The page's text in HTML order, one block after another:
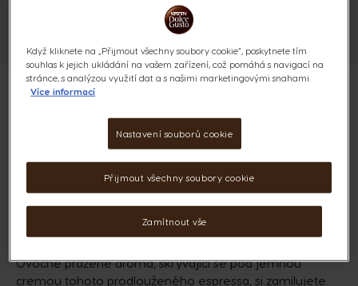
LUNGO - 48 KAPSLÍ
INTENZITA 6
(0)
Ovocné pražené aroma, skrývající se pod jemnou
cremou tohoto prodlouženého espressa, si zamilujete.
Když kliknete na „Přijmout všechny soubory cookie“, poskytnete tím
souhlas k jejich ukládání na vašem zařízení, což pomáhá s navigací na
stránce, s analýzou využití dat a s našimi marketingovými snahami.
Více informací
Nastavení souborů cookie
Zamítnout vše
Přijmout všechny soubory cookie